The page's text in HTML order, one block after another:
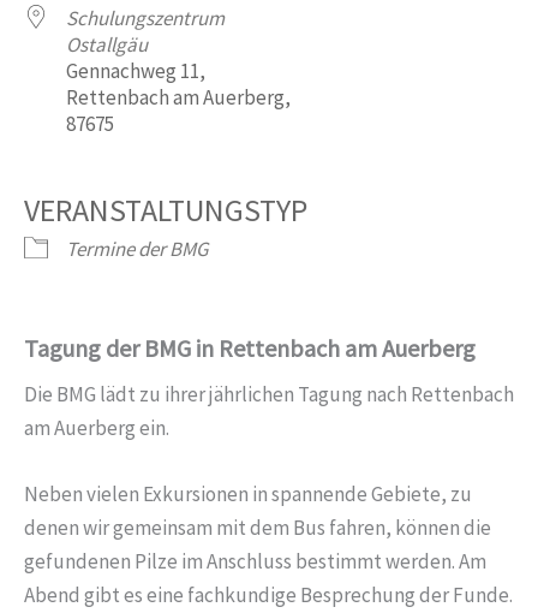
Schulungszentrum
Ostallgäu
Gennachweg 11,
Rettenbach am Auerberg,
87675
VERANSTALTUNGSTYP
Termine der BMG
Tagung der BMG in Rettenbach am Auerberg
Die BMG lädt zu ihrer jährlichen Tagung nach Rettenbach
am Auerberg ein.
Neben vielen Exkursionen in spannende Gebiete, zu
denen wir gemeinsam mit dem Bus fahren, können die
gefundenen Pilze im Anschluss bestimmt werden. Am
Abend gibt es eine fachkundige Besprechung der Funde.